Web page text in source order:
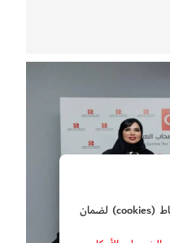
يستخدم هذا الموقع ملفات تعريف الارتباط (cookies) لضمان